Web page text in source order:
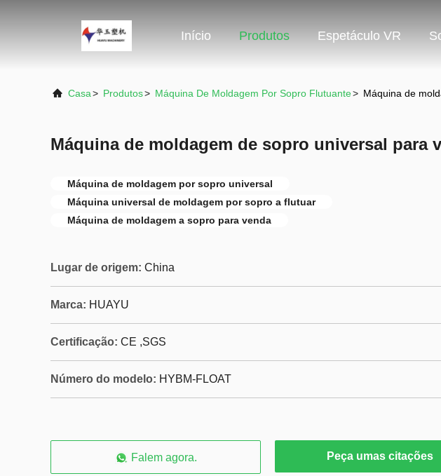
Início Produtos Espetáculo VR
Casa> Produtos> Máquina De Moldagem Por Sopro Flutuante> Máquina de
Máquina de moldagem de sopro universal para
Máquina de moldagem por sopro universal
Máquina universal de moldagem por sopro a flutuar
Máquina de moldagem a sopro para venda
Lugar de origem: China
Marca: HUAYU
Certificação: CE ,SGS
Número do modelo: HYBM-FLOAT
Falem agora. Peça umas citações